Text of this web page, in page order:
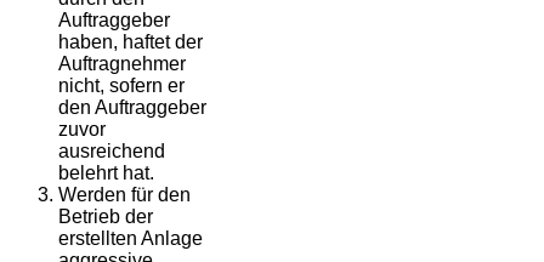
Auftraggeber
haben, haftet der
Auftragnehmer
nicht, sofern er
den Auftraggeber
zuvor
ausreichend
belehrt hat.
Werden für den
Betrieb der
erstellten Anlage